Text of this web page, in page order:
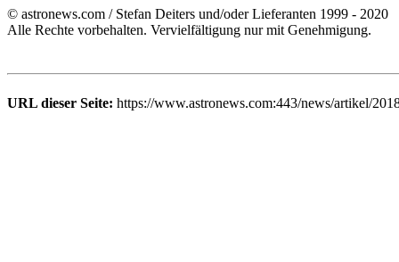
© astronews.com / Stefan Deiters und/oder Lieferanten 1999 - 2020
Alle Rechte vorbehalten. Vervielfältigung nur mit Genehmigung.
URL dieser Seite: https://www.astronews.com:443/news/artikel/